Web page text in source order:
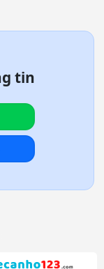
tin